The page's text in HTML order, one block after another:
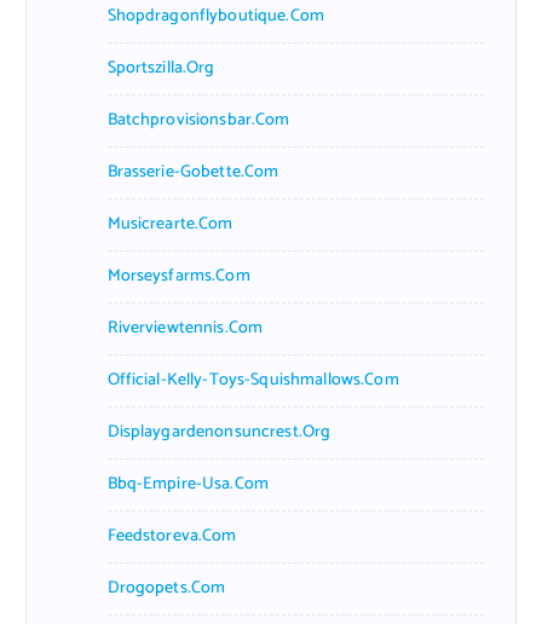
Shopdragonflyboutique.com
Sportszilla.org
Batchprovisionsbar.com
Brasserie-Gobette.com
Musicrearte.com
Morseysfarms.com
Riverviewtennis.com
Official-Kelly-Toys-Squishmallows.com
Displaygardenonsuncrest.org
Bbq-Empire-Usa.com
Feedstoreva.com
Drogopets.com